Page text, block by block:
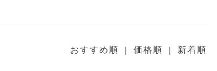
おすすめ順 | 価格順 | 新着順